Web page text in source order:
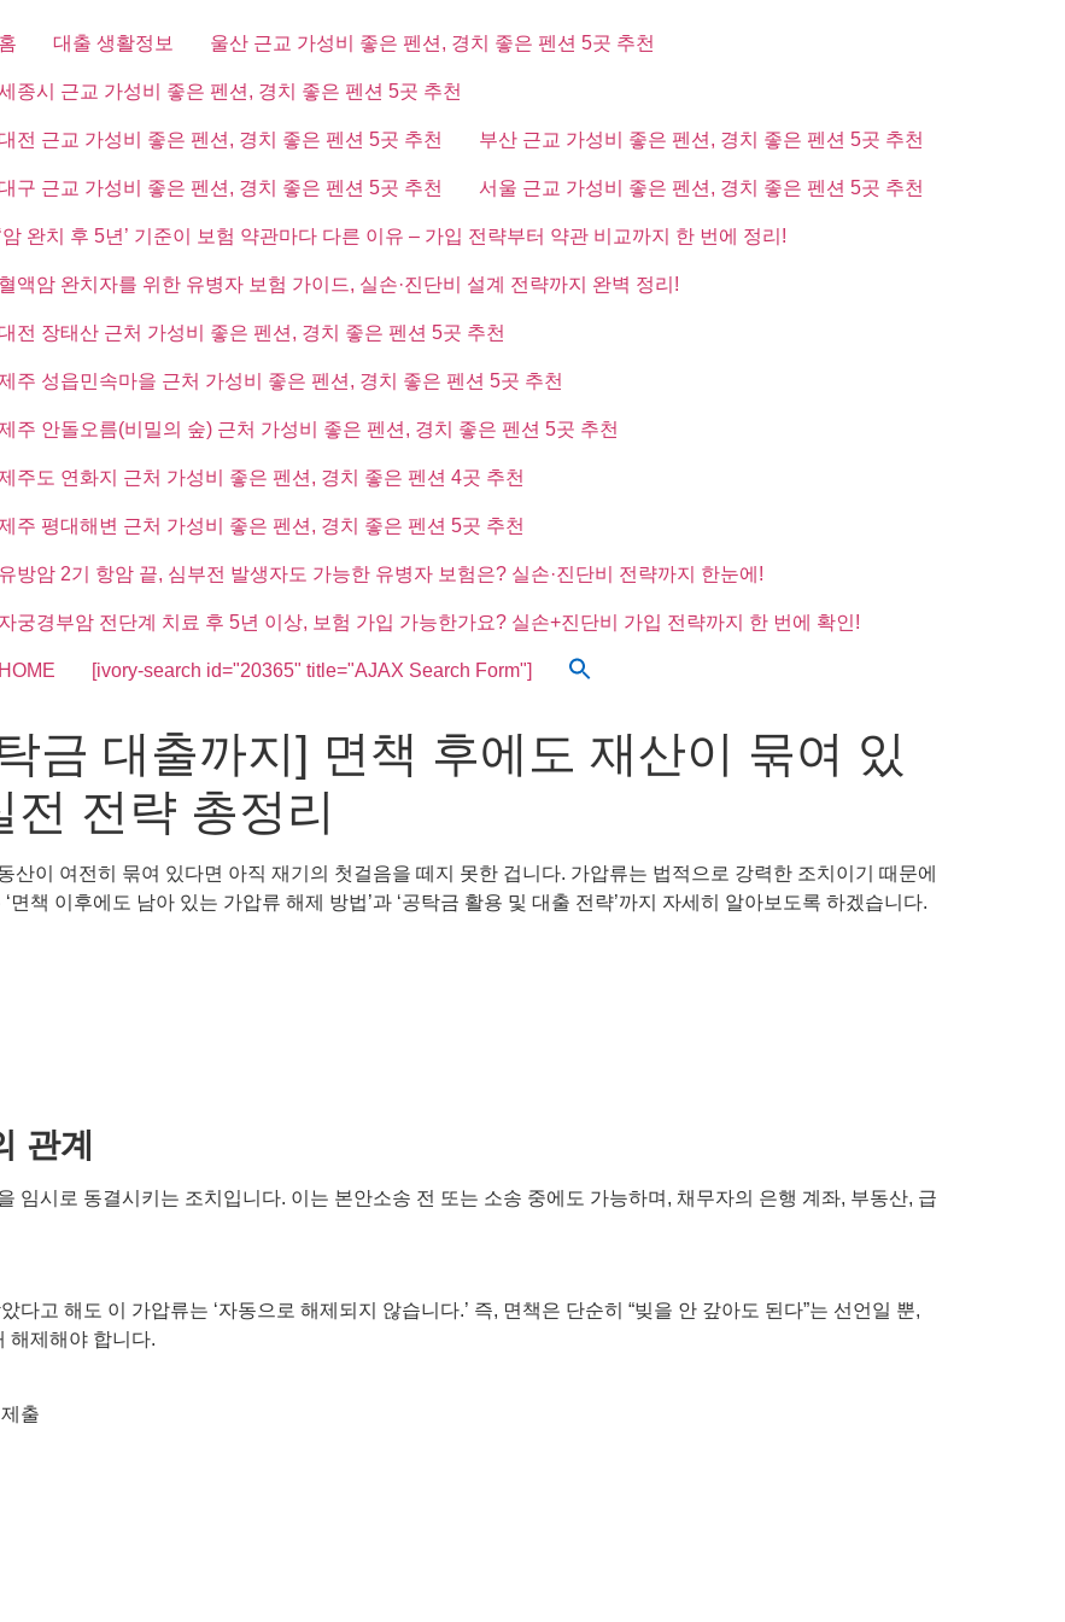
홈 대출 생활정보 울산 근교 가성비 좋은 펜션, 경치 좋은 펜션 5곳 추천
종시 근교 가성비 좋은 펜션, 경치 좋은 펜션 5곳 추천
전 근교 가성비 좋은 펜션, 경치 좋은 펜션 5곳 추천 부산 근교 가성비 좋은 펜션, 경치 좋은 펜션 5곳 추천
구 근교 가성비 좋은 펜션, 경치 좋은 펜션 5곳 추천 서울 근교 가성비 좋은 펜션, 경치 좋은 펜션 5곳 추천
‘암 완치 후 5년’ 기준이 보험 약관마다 다른 이유 – 가입 전략부터 약관 비교까지 한 번에 정리!
혈액암 완치자를 위한 유병자 보험 가이드, 실손·진단비 설계 전략까지 완벽 정리!
전 장태산 근처 가성비 좋은 펜션, 경치 좋은 펜션 5곳 추천
주 성읍민속마을 근처 가성비 좋은 펜션, 경치 좋은 펜션 5곳 추천
주 안돌오름(비밀의 숲) 근처 가성비 좋은 펜션, 경치 좋은 펜션 5곳 추천
주도 연화지 근처 가성비 좋은 펜션, 경치 좋은 펜션 4곳 추천
주 평대해변 근처 가성비 좋은 펜션, 경치 좋은 펜션 5곳 추천
유방암 2기 항암 끝, 심부전 발생자도 가능한 유병자 보험은? 실손·진단비 전략까지 한눈에!
자궁경부암 전단계 치료 후 5년 이상, 보험 가입 가능한가요? 실손+진단비 가입 전략까지 한 번에 확인!
HOME [ivory-search id="20365" title="AJAX Search Form"]
금 대출까지] 면책 후에도 재산이 묶여 있
전략 총정리
산이 여전히 묶여 있다면 아직 재기의 첫걸음을 떼지 못한 겁니다. 가압류는 법적으로 강력한 조치이기 때문에
책 이후에도 남아 있는 가압류 해제 방법’과 ‘공탁금 활용 및 대출 전략’까지 자세히 알아보도록 하겠습니다.
관계
임시로 동결시키는 조치입니다. 이는 본안소송 전 또는 소송 중에도 가능하며, 채무자의 은행 계좌, 부동산, 급
고 해도 이 가압류는 ‘자동으로 해제되지 않습니다.’ 즉, 면책은 단순히 “빚을 안 갚아도 된다”는 선언일 뿐,
해제해야 합니다.
출